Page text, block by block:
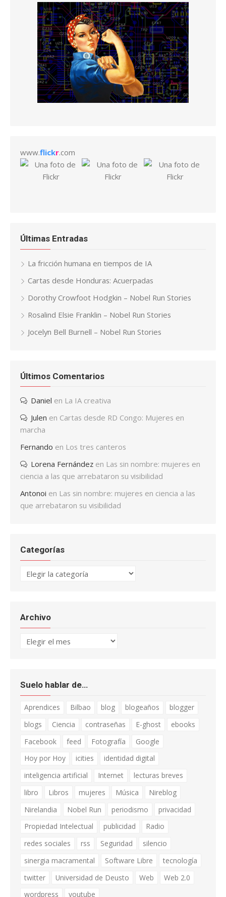
www.flickr.com
Últimas Entradas
La fricción humana en tiempos de IA
Cartas desde Honduras: Acuerpadas
Dorothy Crowfoot Hodgkin – Nobel Run Stories
Rosalind Elsie Franklin – Nobel Run Stories
Jocelyn Bell Burnell – Nobel Run Stories
Últimos Comentarios
Daniel en La IA creativa
Julen en Cartas desde RD Congo: Mujeres en
marcha
Fernando en Los tres canteros
Lorena Fernández en Las sin nombre: mujeres en
ciencia a las que arrebataron su visibilidad
Antonoi en Las sin nombre: mujeres en ciencia a las
que arrebataron su visibilidad
Categorías
Categorías
Archivo
Archivo
Suelo hablar de…
Aprendices Bilbao blog blogeaños
blogger
blogs
Ciencia contraseñas E-ghost
ebooks
Facebook
feed Fotografía
Google
Hoy por Hoy
icities
identidad digital
inteligencia artificial
Internet
lecturas breves
libro
Libros mujeres Música
Nireblog
Nirelandia
Nobel Run periodismo
privacidad
Propiedad Intelectual
publicidad
Radio
redes sociales
rss Seguridad
silencio
sinergia macramental
Software Libre
tecnología
twitter
Universidad de Deusto Web
Web 2.0
wordpress
youtube